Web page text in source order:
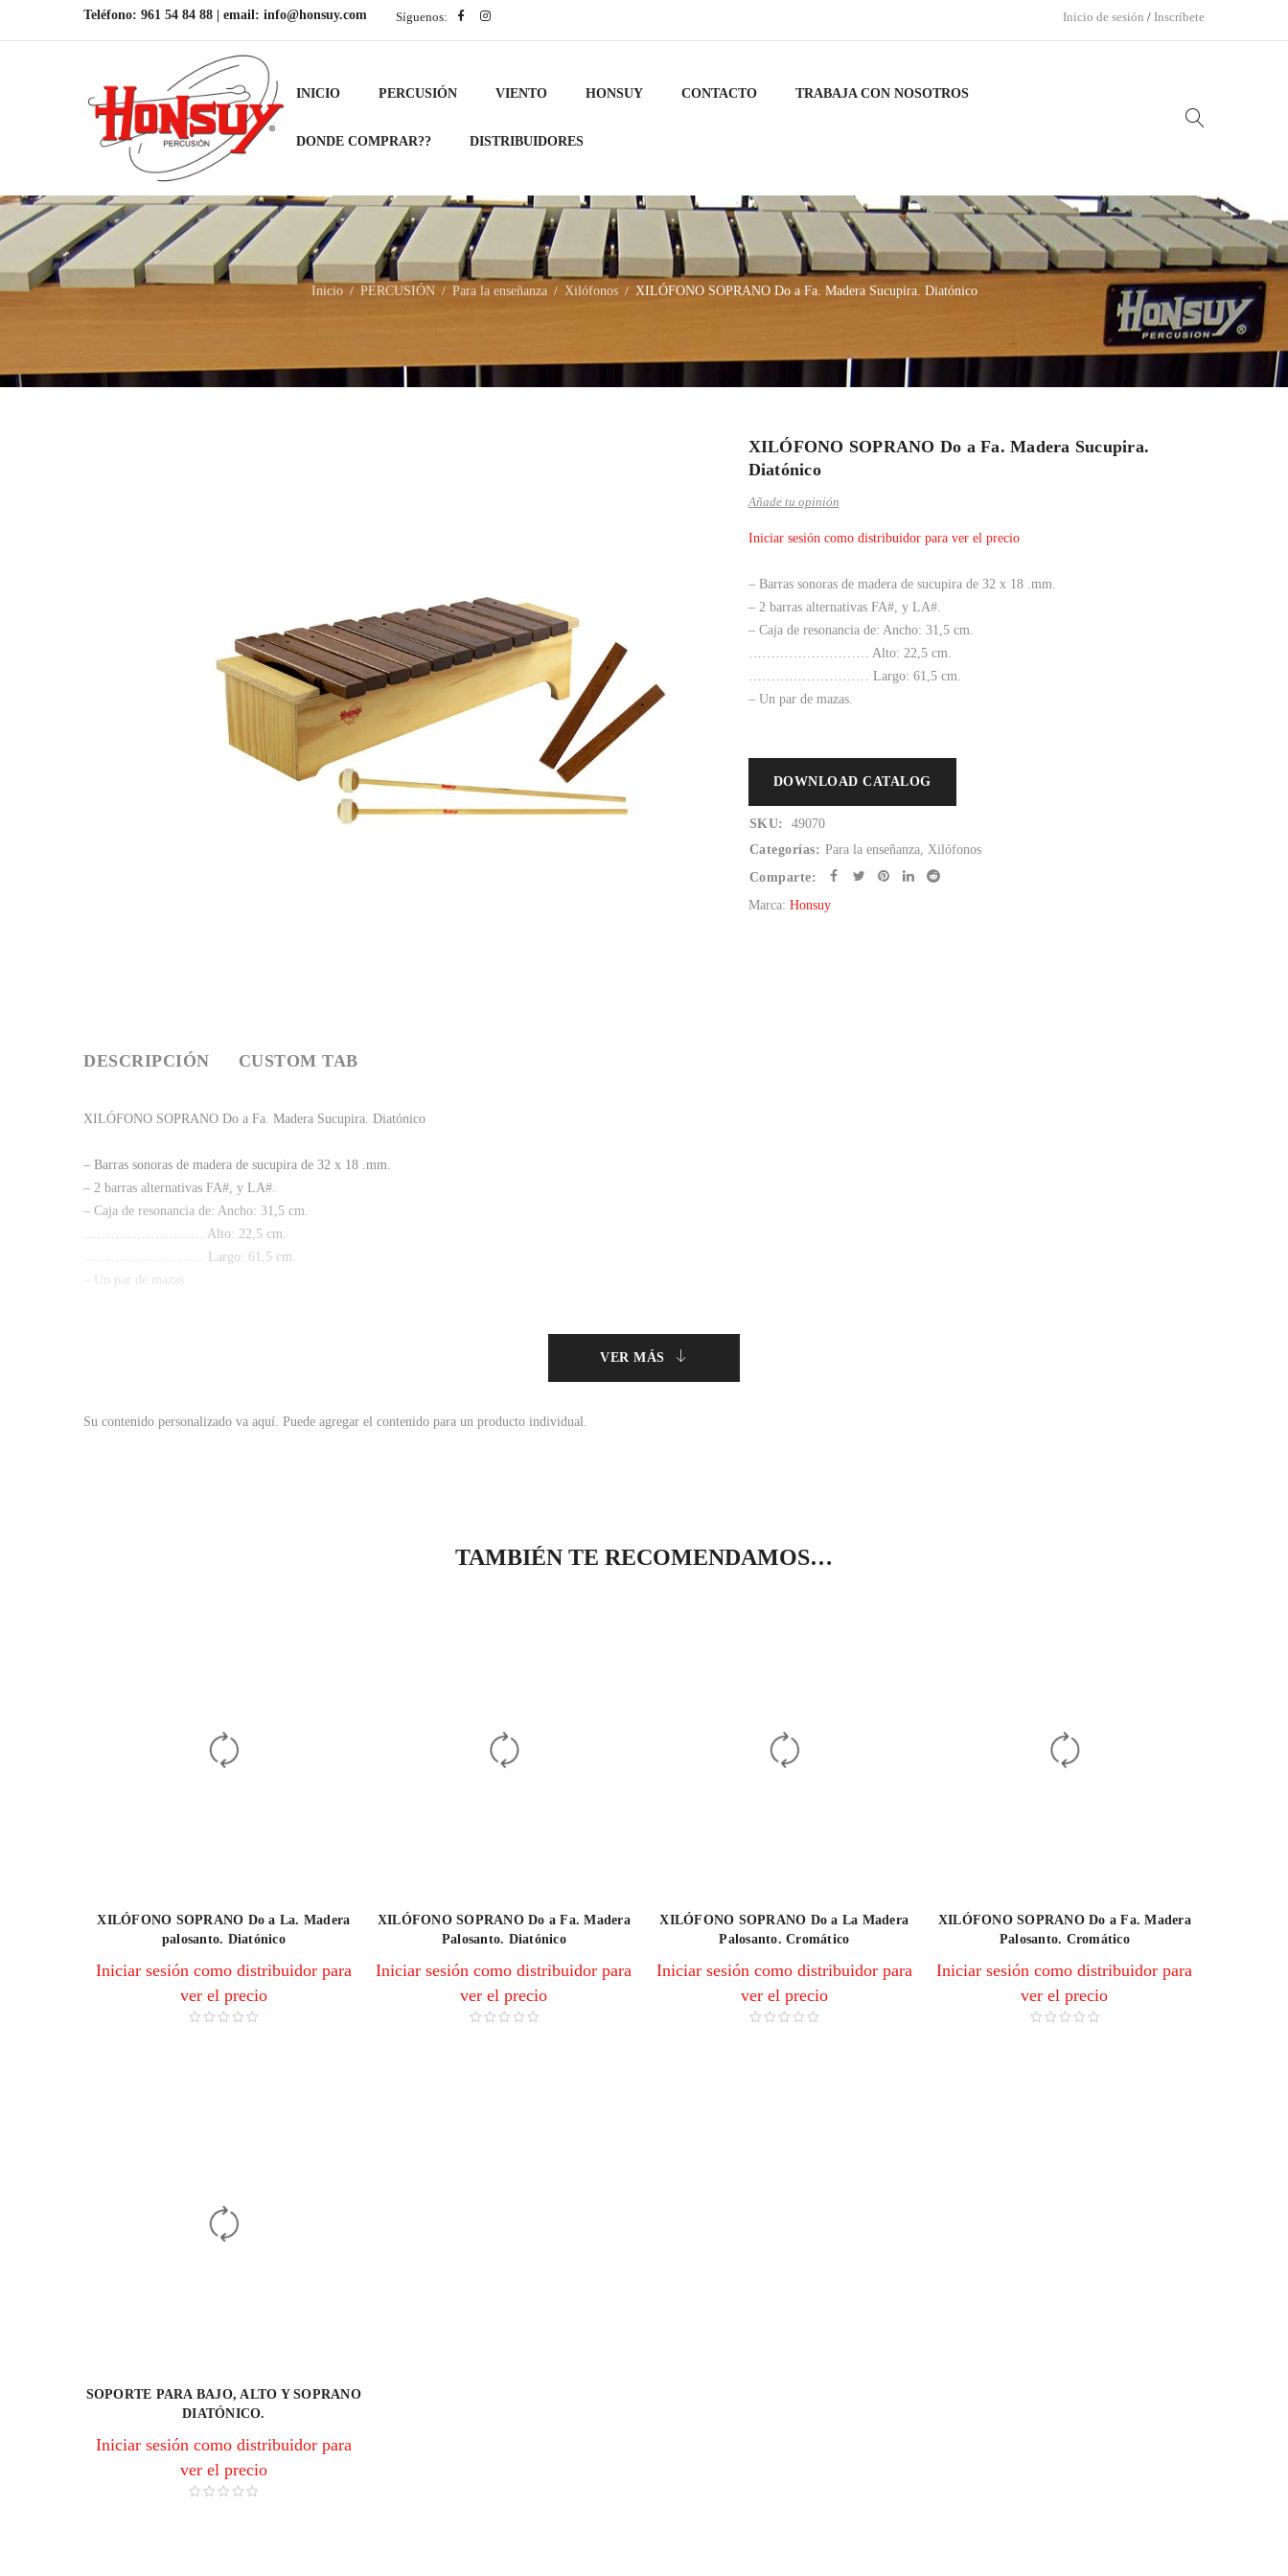
Teléfono: 961 54 84 88 | email: info@honsuy.com Síguenos: Inicio de sesión / Inscríbete
INICIO PERCUSIÓN VIENTO HONSUY CONTACTO TRABAJA CON NOSOTROS
DONDE COMPRAR?? DISTRIBUIDORES
Inicio / PERCUSIÓN / Para la enseñanza / Xilófonos / XILÓFONO SOPRANO Do a Fa. Madera Sucupira. Diatónico
XILÓFONO SOPRANO Do a Fa. Madera Sucupira.
Diatónico
Añade tu opinión
Iniciar sesión como distribuidor para ver el precio
– Barras sonoras de madera de sucupira de 32 x 18 .mm.
– 2 barras alternativas FA#, y LA#.
– Caja de resonancia de: Ancho: 31,5 cm.
……………………… Alto: 22,5 cm.
……………………… Largo: 61,5 cm.
– Un par de mazas.
DOWNLOAD CATALOG
SKU:
49070
Categorías: Para la enseñanza, Xilófonos
Comparte:
Marca: Honsuy
DESCRIPCIÓN CUSTOM TAB
XILÓFONO SOPRANO Do a Fa. Madera Sucupira. Diatónico
– Barras sonoras de madera de sucupira de 32 x 18 .mm.
– 2 barras alternativas FA#, y LA#.
– Caja de resonancia de: Ancho: 31,5 cm.
……………………… Alto: 22,5 cm.
……………………… Largo: 61,5 cm.
– Un par de mazas.
VER MÁS
Su contenido personalizado va aquí. Puede agregar el contenido para un producto individual.
TAMBIÉN TE RECOMENDAMOS…
XILÓFONO SOPRANO Do a La. Madera
palosanto. Diatónico
Iniciar sesión como distribuidor para
ver el precio
XILÓFONO SOPRANO Do a Fa. Madera
Palosanto. Diatónico
Iniciar sesión como distribuidor para
ver el precio
XILÓFONO SOPRANO Do a La Madera
Palosanto. Cromático
Iniciar sesión como distribuidor para
ver el precio
XILÓFONO SOPRANO Do a Fa. Madera
Palosanto. Cromático
Iniciar sesión como distribuidor para
ver el precio
SOPORTE PARA BAJO, ALTO Y SOPRANO
DIATÓNICO.
Iniciar sesión como distribuidor para
ver el precio